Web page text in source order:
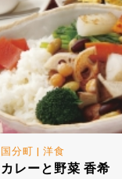
国分町 | 洋食
カレーと野菜 香希